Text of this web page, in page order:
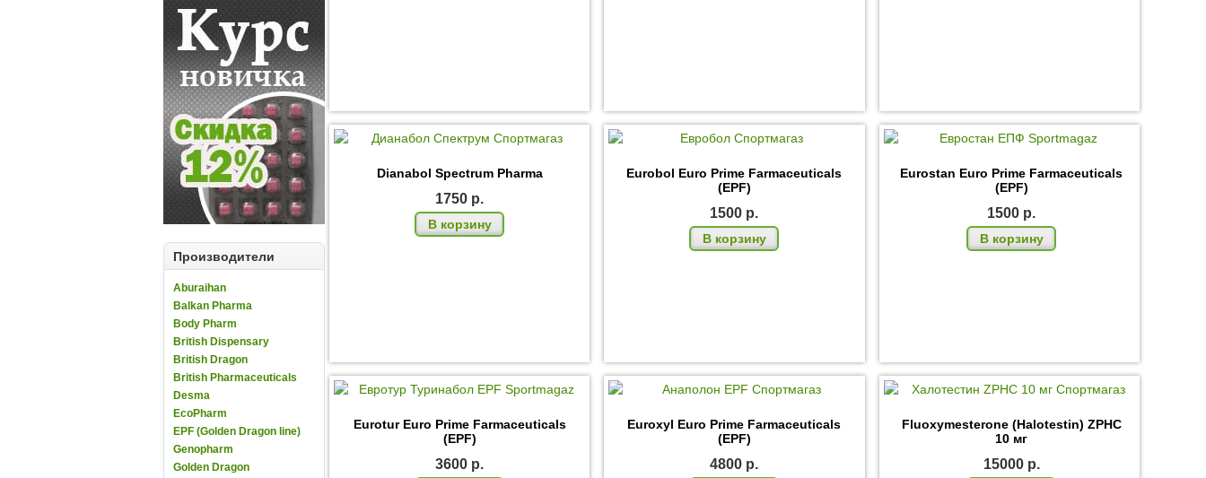
Производители
Aburaihan
Balkan Pharma
Body Pharm
British Dispensary
British Dragon
British Pharmaceuticals
Desma
EcoPharm
EPF (Golden Dragon line)
Genopharm
Golden Dragon
Dianabol Spectrum Pharma
1750 р.
В корзину
Eurobol Euro Prime Farmaceuticals
(EPF)
1500 р.
В корзину
Eurostan Euro Prime Farmaceuticals
(EPF)
1500 р.
В корзину
Eurotur Euro Prime Farmaceuticals
(EPF)
3600 р.
Euroxyl Euro Prime Farmaceuticals
(EPF)
4800 р.
Fluoxymesterone (Halotestin) ZPHC
10 мг
15000 р.